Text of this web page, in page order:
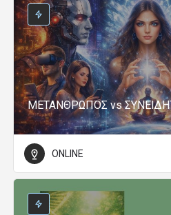
ΜΕΤΑΝΘΡΩΠΟΣ vs
ONLINE